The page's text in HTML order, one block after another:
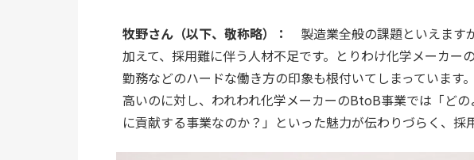
牧野さん（以下、敬称略）：
製造業全般の課題といえます
加えて、採用難に伴う人材不足です。とりわけ化学メーカー
勤務などのハードな働き方の印象も根付いてしまっています
高いのに対し、われわれ化学メーカーのBtoB事業では「ど
に貢献する事業なのか？」といった魅力が伝わりづらく、採